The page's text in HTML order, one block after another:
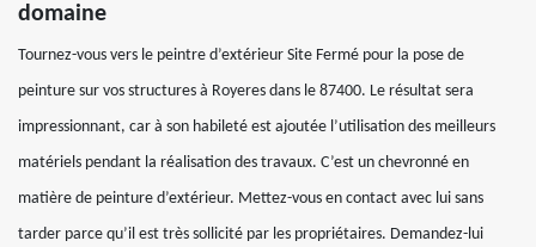
domaine
Tournez-vous vers le peintre d’extérieur Site Fermé pour la pose de
peinture sur vos structures à Royeres dans le 87400. Le résultat sera
impressionnant, car à son habileté est ajoutée l’utilisation des meilleurs
matériels pendant la réalisation des travaux. C’est un chevronné en
matière de peinture d’extérieur. Mettez-vous en contact avec lui sans
tarder parce qu’il est très sollicité par les propriétaires. Demandez-lui